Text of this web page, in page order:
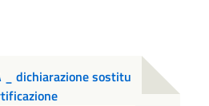
_ dichiarazione sostitu